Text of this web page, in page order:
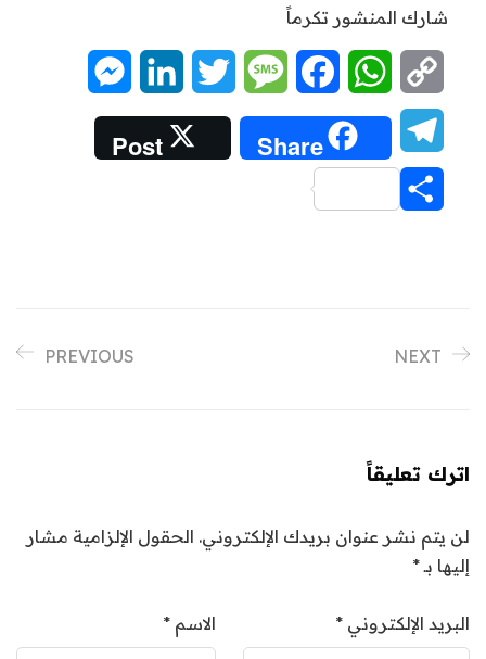
شارك المنشور تكرماً
Copy
Link
WhatsApp
Facebook
Message
Twitter
LinkedIn
Telegram
Share
Post
PREVIOUS NEXT
اترك تعليقاً
لن يتم نشر عنوان بريدك الإلكتروني. الحقول الإلزامية مشار
إليها بـ*
الاسم * البريد الإلكتروني *